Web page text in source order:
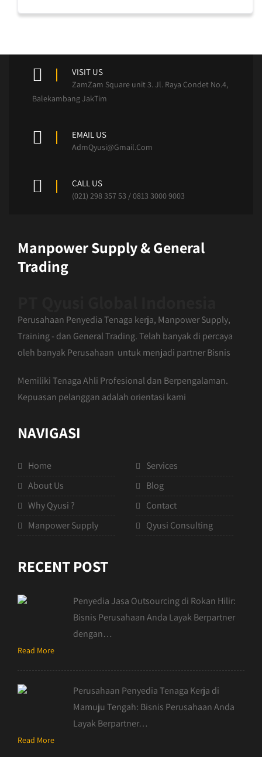
VISIT US
ZamZam Square unit 3. Jl. Raya Condet No.4,
Balekambang JakTim
EMAIL US
AdmQyusi@Gmail.Com
CALL US
(021) 298 357 53 / 0813 3000 9003
Manpower Supply & General
Trading
Perusahaan Penyedia Tenaga kerja, Manpower Supply,
Training - dan General Trading. Telah banyak di percaya
oleh banyak Perusahaan untuk menjadi partner Bisnis
Memiliki Tenaga Ahli Profesional dan Berpengalaman.
Kepuasan pelanggan adalah orientasi kami
NAVIGASI
Home
About Us
Why Qyusi ?
Manpower Supply
Services
Blog
Contact
Qyusi Consulting
RECENT POST
Penyedia Jasa Outsourcing di Rokan Hilir:
Bisnis Perusahaan Anda Layak Berpartner
dengan…
Read More
Perusahaan Penyedia Tenaga Kerja di
Mamuju Tengah: Bisnis Perusahaan Anda
Layak Berpartner…
Read More